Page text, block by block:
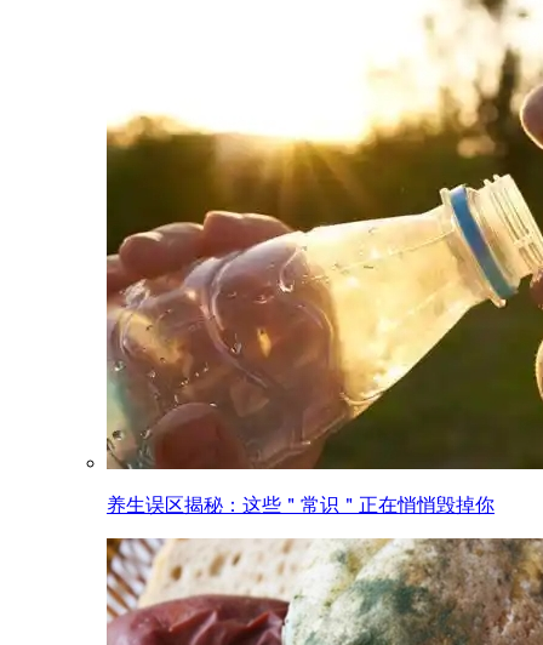
养生误区揭秘：这些＂常识＂正在悄悄毁掉你